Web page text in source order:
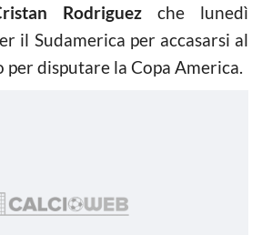
Rodriguezche lunedì
il Sudamerica per accasarsi al
per disputare la Copa America.